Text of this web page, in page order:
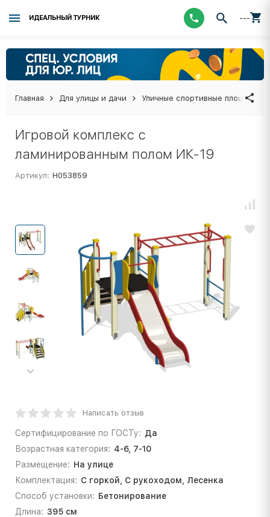
ИДЕАЛЬНЫЙ ТУРНИК ---
Главная Для улицы и дачи Уличные спортивные площадки
Игровой комплекс с
ламинированным полом ИК-19
Артикул: Н053859
Написать отзыв
Сертифицирование по ГОСТу: Да
Возрастная категория: 4-6, 7-10
Размещение: На улице
Комплектация: С горкой, С рукоходом, Лесенка
Способ установки: Бетонирование
Длина: 395 см